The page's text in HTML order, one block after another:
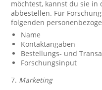
möchtest, kannst du sie
abbestellen. Für
folgenden
Name
Kontaktangaben
Bestellungs- und
Forschungsinput
7. Marketing